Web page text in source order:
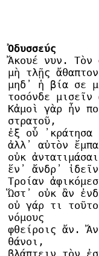
Ὀδυσσεύς
Ἄκουέ νυν. Τὸν
μὴ τλῇς
μηδ᾽ ἡ βία σε
τοσόνδε
Κἀμοὶ γὰρ ἦν
στρατοῦ,
ἐξ οὗ ᾽κράτησα
ἀλλ᾽ αὐτὸν
οὐκ
ἕν᾽ ἄνδρ᾽
Τροίαν
Ὥστ᾽ οὐκ ἂν
οὐ γάρ τι
νόμους
φθείροις ἄν.
θάνοι,
βλάπτειν τὸν